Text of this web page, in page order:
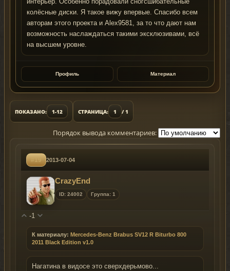
колёсные диски. Я такое вижу впервые. Спасибо всем
авторам этого проекта и Alex9581, за то что дают нам
возможность наслаждаться такими эксклюзивами, всё
на высшем уровне.
Профиль Материал
ПОКАЗАНО: 1-12 СТРАНИЦА: 1 / 1
Порядок вывода комментариев:
#19 2013-07-04
CrazyEnd
ID: 24002 Группа: 1
-1
К материалу: Mercedes-Benz Brabus SV12 R Biturbo 800
2011 Black Edition v1.0
Нагатина в видосе это сверхдерьмово...